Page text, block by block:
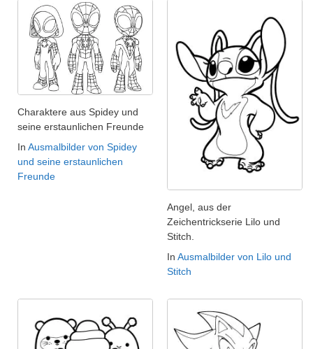
Charaktere aus Spidey und
seine erstaunlichen Freunde
In Ausmalbilder von Spidey
und seine erstaunlichen
Freunde
Angel, aus der
Zeichentrickserie Lilo und
Stitch.
In Ausmalbilder von Lilo und
Stitch